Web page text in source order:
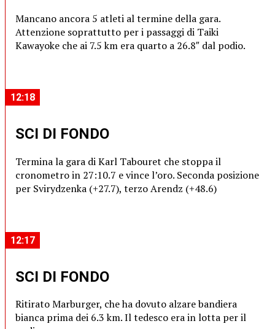
Mancano ancora 5 atleti al termine della gara.
Attenzione soprattutto per i passaggi di Taiki
Kawayoke che ai 7.5 km era quarto a 26.8″ dal podio.
12:18
SCI DI FONDO
Termina la gara di Karl Tabouret che stoppa il
cronometro in 27:10.7 e vince l’oro. Seconda posizione
per Svirydzenka (+27.7), terzo Arendz (+48.6)
12:17
SCI DI FONDO
Ritirato Marburger, che ha dovuto alzare bandiera
bianca prima dei 6.3 km. Il tedesco era in lotta per il